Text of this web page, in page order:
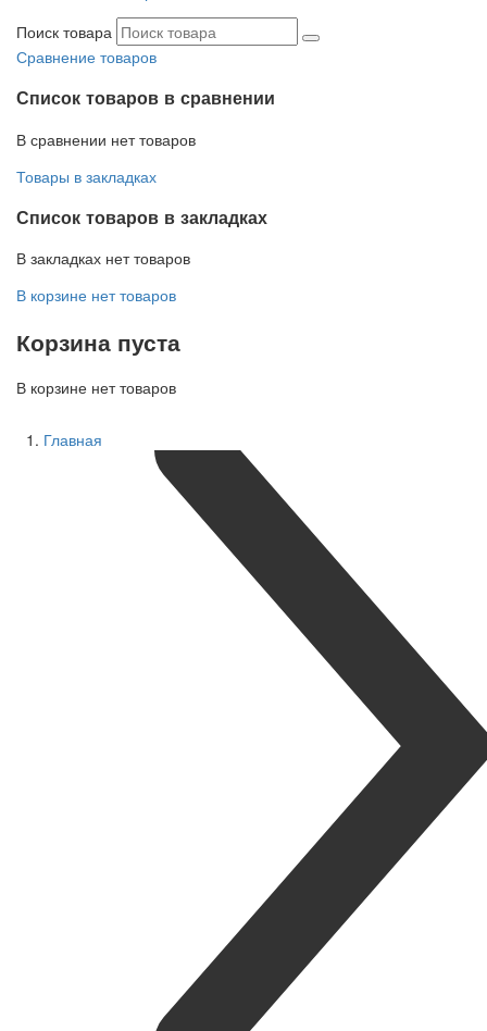
Поиск товара
Сравнение товаров
Список товаров в сравнении
В сравнении нет товаров
Товары в закладках
Список товаров в закладках
В закладках нет товаров
В корзине нет товаров
Корзина пуста
В корзине нет товаров
Главная